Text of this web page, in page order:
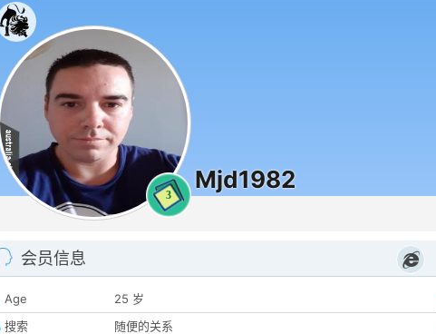
3
Mjd1982
会员信息
Age
25 岁
搜索
随便的关系